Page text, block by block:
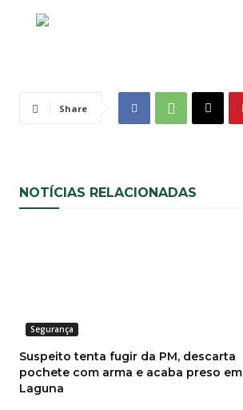
Share
NOTÍCIAS RELACIONADAS
Segurança
Suspeito tenta fugir da PM, descarta
pochete com arma e acaba preso em
Laguna